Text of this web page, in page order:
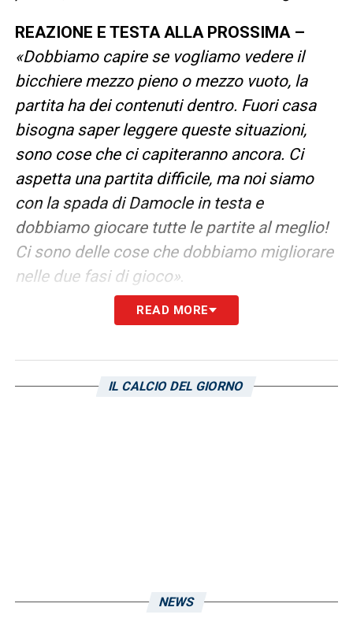
REAZIONE E TESTA ALLA PROSSIMA –
«Dobbiamo capire se vogliamo vedere il
bicchiere mezzo pieno o mezzo vuoto, la
partita ha dei contenuti dentro. Fuori casa
bisogna saper leggere queste situazioni,
sono cose che ci capiteranno ancora. Ci
aspetta una partita difficile, ma noi siamo
con la spada di Damocle in testa e
dobbiamo giocare tutte le partite al meglio!
Ci sono delle cose che dobbiamo migliorare
nelle due fasi di gioco».
Esposito Sampdoria, si va
Spezia: le novità
READ MORE
IL CALCIO DEL GIORNO
NEWS